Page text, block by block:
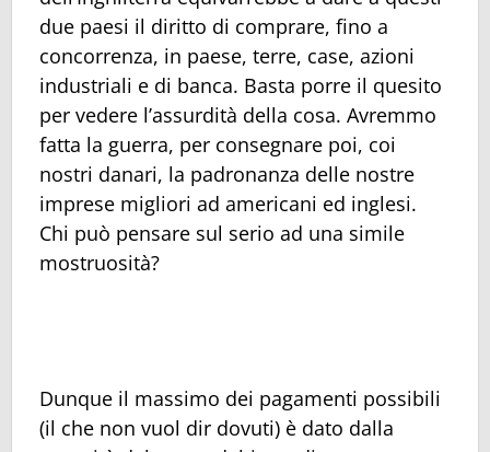
due paesi il diritto di comprare, fino a
concorrenza, in paese, terre, case, azioni
industriali e di banca. Basta porre il quesito
per vedere l’assurdità della cosa. Avremmo
fatta la guerra, per consegnare poi, coi
nostri danari, la padronanza delle nostre
imprese migliori ad americani ed inglesi.
Chi può pensare sul serio ad una simile
mostruosità?
Dunque il massimo dei pagamenti possibili
(il che non vuol dir dovuti) è dato dalla